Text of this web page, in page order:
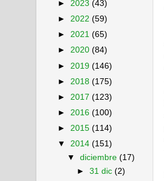
► 2023 (43)
► 2022 (59)
► 2021 (65)
► 2020 (84)
► 2019 (146)
► 2018 (175)
► 2017 (123)
► 2016 (100)
► 2015 (114)
▼ 2014 (151)
▼diciembre(17)
►31 dic(2)